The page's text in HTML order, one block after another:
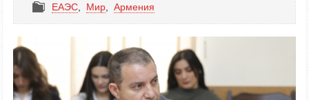
ЕАЭС
Mир Армения